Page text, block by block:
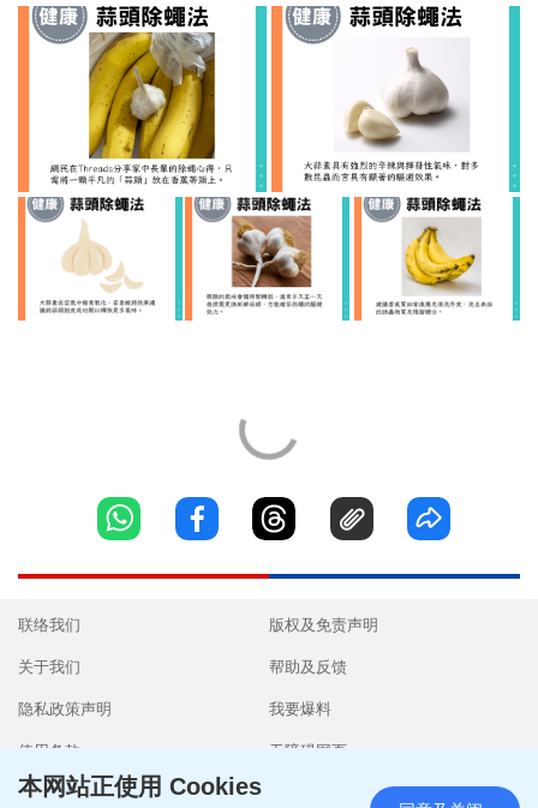
联络我们
关于我们
隐私政策声明
使用条款
版权及免责声明
帮助及反馈
我要爆料
无障碍网页
本网站正使用 Cookies